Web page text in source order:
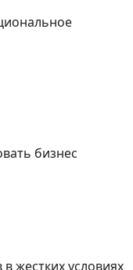
бизнес
жестких условиях